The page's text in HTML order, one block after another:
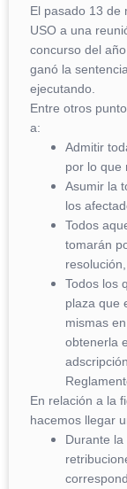
El pasado 13 de
USO a una
concurso del
ganó la
ejecutando.
Entre otros
a:
Admitir
por lo que
Asumir la
los
Todos
tomarán
Todos los
plaza que
mismas
obtenerla
En relación a la
hacemos llegar
Durante